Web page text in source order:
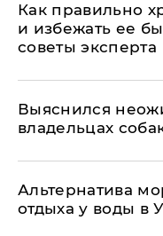
Как правильно
и избежать ее
советы эксперта
Выяснился
владельцах
Альтернатива
отдыха у воды в